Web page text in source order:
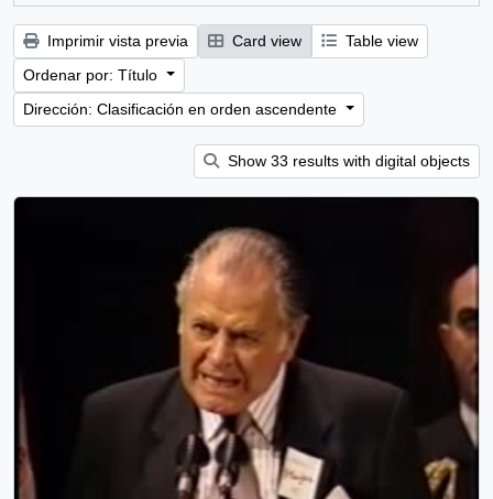
Imprimir vista previa Card view
Table view
Ordenar por: Título
Dirección: Clasificación en orden ascendente
Show 33 results with digital objects